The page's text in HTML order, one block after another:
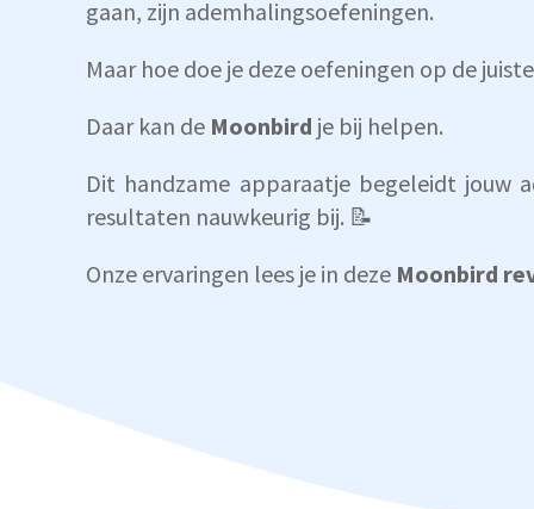
gaan, zijn ademhalingsoefeningen.
Maar hoe doe je deze oefeningen op de
Daar kan de Moonbird je bij helpen.
Dit handzame apparaatje begeleidt jouw
resultaten nauwkeurig bij. 📝
Onze ervaringen lees je in deze Moonbird